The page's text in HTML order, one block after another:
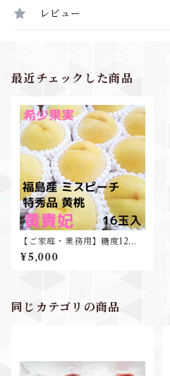
レビュー
最近チェックした商品
【ご家庭・業務用】糖度12度
以上 福島県産 特秀 黄金桃 ミ
スピーチ 黄貴妃
¥5,000
同じカテゴリの商品